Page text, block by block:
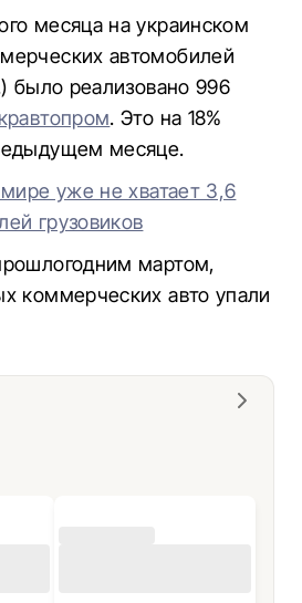
месяца на украинском
автомобилей
было реализовано 996
. Это на 18%
месяце.
уже не хватает 3,6
грузовиков
мартом,
коммерческих авто упали